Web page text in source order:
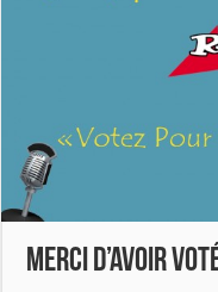
Merci d’avoir